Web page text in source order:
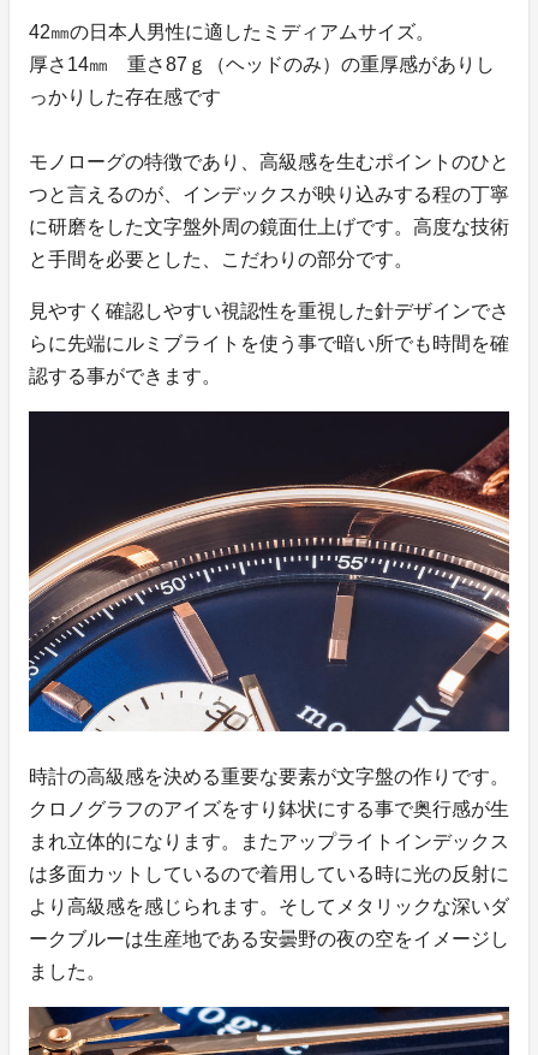
42㎜の日本人男性に適したミディアムサイズ。
厚さ14㎜ 重さ87ｇ（ヘッドのみ）の重厚感がありし
っかりした存在感です
モノローグの特徴であり、高級感を生むポイントのひと
つと言えるのが、インデックスが映り込みする程の丁寧
に研磨をした文字盤外周の鏡面仕上げです。高度な技術
と手間を必要とした、こだわりの部分です。
見やすく確認しやすい視認性を重視した針デザインでさ
らに先端にルミブライトを使う事で暗い所でも時間を確
認する事ができます。
時計の高級感を決める重要な要素が文字盤の作りです。
クロノグラフのアイズをすり鉢状にする事で奥行感が生
まれ立体的になります。またアップライトインデックス
は多面カットしているので着用している時に光の反射に
より高級感を感じられます。そしてメタリックな深いダ
ークブルーは生産地である安曇野の夜の空をイメージし
ました。